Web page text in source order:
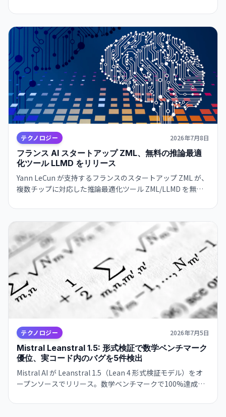
に。
テクノロジー 2026年7月8日
フランス AI スタートアップ ZML、無料の推論最適
化ツール LLMD をリリース
Yann LeCun が支持するフランスのスタートアップ ZML が、
複数チップに対応した推論最適化ツール ZML/LLMD を無料
テクノロジー 2026年7月5日
Mistral Leanstral 1.5: 形式検証で数学ベンチマーク
優位、実コード内のバグを5件検出
Mistral AI が Leanstral 1.5（Lean 4 形式検証モデル）をオ
ープンソースでリリース。数学ベンチマークで100%達成、
見。開発者・数学者向けの実用的なツール。